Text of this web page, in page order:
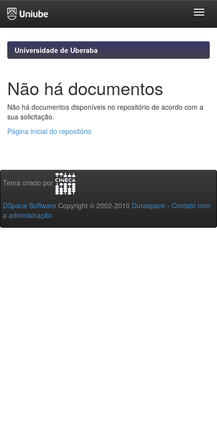
navigationUniversidade de Uberaba
Não há documentos
Não há documentos disponíveis no repositório de acordo com a
sua solicitação.
Página inicial do repositório
Tema criado por
DSpace Software Copyright © 2002-2010 Duraspace - Contato com
a administração